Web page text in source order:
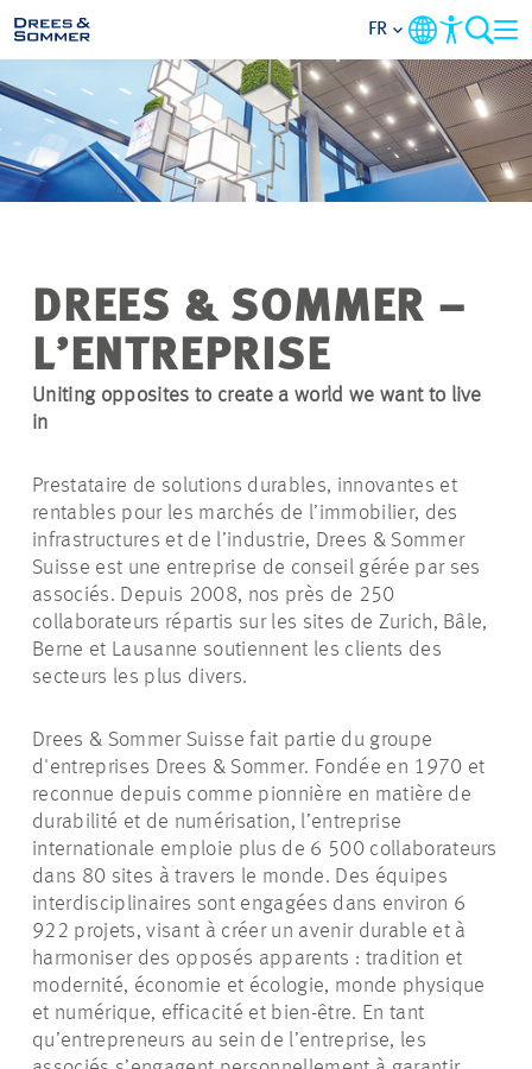
DOMAINES
SERVICES
THÈMES PRIORITAIRES
CONTACT
PROJETS
FR
DREES & SOMMER –
L’ENTREPRISE
Uniting opposites to create a world we want to live
in
Prestataire de solutions durables, innovantes et
rentables pour les marchés de l’immobilier, des
infrastructures et de l’industrie, Drees & Sommer
Suisse est une entreprise de conseil gérée par ses
associés. Depuis 2008, nos près de 250
collaborateurs répartis sur les sites de Zurich, Bâle,
Berne et Lausanne soutiennent les clients des
secteurs les plus divers.
Drees & Sommer Suisse fait partie du groupe
d'entreprises Drees & Sommer. Fondée en 1970 et
reconnue depuis comme pionnière en matière de
durabilité et de numérisation, l’entreprise
internationale emploie plus de 6 500 collaborateurs
dans 80 sites à travers le monde. Des équipes
interdisciplinaires sont engagées dans environ 6
922 projets, visant à créer un avenir durable et à
harmoniser des opposés apparents : tradition et
modernité, économie et écologie, monde physique
et numérique, efficacité et bien-être. En tant
qu’entrepreneurs au sein de l’entreprise, les